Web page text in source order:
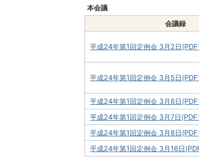
本会議
会議録
平成24年第1回定例会 3月2日
平成24年第1回定例会 3月5日
平成24年第1回定例会 3月6日
平成24年第1回定例会 3月7日
平成24年第1回定例会 3月8日
平成24年第1回定例会 3月16日